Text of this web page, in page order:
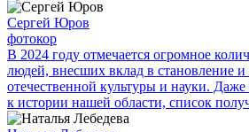
Сергей Юров
фотокор
В 2024 году отмечается огромное
людей, внесших вклад в становление
отечественной культуры и науки. Даже
к истории нашей области, список